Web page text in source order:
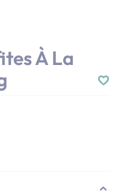
À La